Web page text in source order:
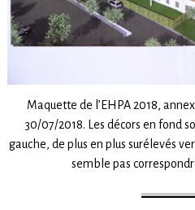
Maquette de l’EHPA 2018,
30/07/2018. Les décors en fond
gauche, de plus en plus surélevés
semble pas